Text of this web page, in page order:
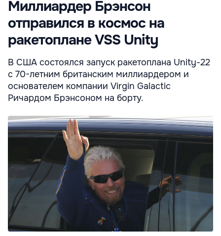
Миллиардер Брэнсон
отправился в космос на
ракетоплане VSS Unity
В США состоялся запуск ракетоплана Unity-22
с 70-летним британским миллиардером и
основателем компании Virgin Galactic
Ричардом Брэнсоном на борту.